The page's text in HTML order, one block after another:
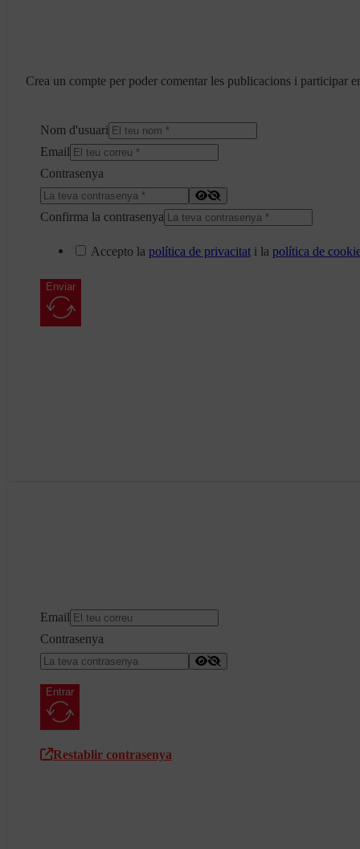
Crea un compte per poder comentar les publicacions i participar
Nom d'usuari
Email
Contrasenya
Confirma la contrasenya
Accepto la política de privacitati la política de
Enviar
Email
Contrasenya
Entrar
Restablir contrasenya